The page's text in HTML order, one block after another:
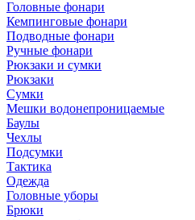
Головные фонари
Кемпинговые фонари
Подводные фонари
Ручные фонари
Рюкзаки и сумки
Рюкзаки
Сумки
Мешки водонепроницаемые
Баулы
Чехлы
Подсумки
Тактика
Одежда
Головные уборы
Брюки